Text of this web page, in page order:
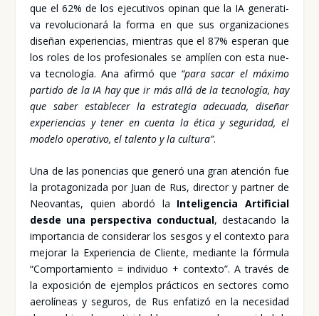
que el 62% de los eje­cu­ti­vos opi­nan que la IA gene­ra­ti­
va revo­lu­cio­na­rá la for­ma en que sus orga­ni­za­cio­nes
dise­ñan expe­rien­cias, mien­tras que el 87% espe­ran que
los roles de los pro­fe­sio­na­les se amplíen con esta nue­
va tec­no­lo­gía. Ana afir­mó que “para sacar el máxi­mo
par­ti­do de la IA hay que ir más allá de la tec­no­lo­gía, hay
que saber esta­ble­cer la estra­te­gia ade­cua­da, dise­ñar
expe­rien­cias y tener en cuen­ta la éti­ca y segu­ri­dad, el
mode­lo ope­ra­ti­vo, el talen­to y la cul­tu­ra”.
Una de las ponen­cias que gene­ró una gran aten­ción fue
la pro­ta­go­ni­za­da por Juan de Rus, direc­tor y part­ner de
Neo­van­tas, quien abor­dó la Inte­li­gen­cia Arti­fi­cial
des­de una pers­pec­ti­va con­duc­tual, des­ta­can­do la
impor­tan­cia de con­si­de­rar los ses­gos y el con­tex­to para
mejo­rar la Expe­rien­cia de Clien­te, median­te la fór­mu­la
“Com­por­ta­mien­to = indi­vi­duo + con­tex­to”. A tra­vés de
la expo­si­ción de ejem­plos prác­ti­cos en sec­to­res como
aero­lí­neas y segu­ros, de Rus enfa­ti­zó en la nece­si­dad